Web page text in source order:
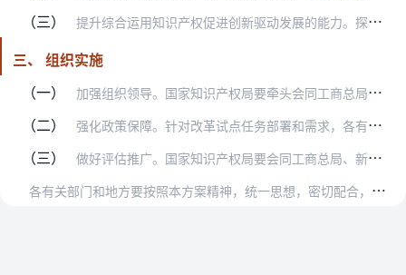
（三） 提升综合运用知识产权促进创新驱动发展的能力。探索支撑创新发展的知识产权运行机制，构建促进市场主体创新发展的知识产权服务体系。建立健全知识产权评议、专利导航机制，…
三、 组织实施
（一）
加强组织领导。国家知识产权局要牵头会同工商总局、新闻出版广电总局（国家版权局）等部门加强对知识产权综合管理改革试点工作的指导，统筹协调改革试点中的重大政策问题。…
（二） 强化政策保障。针对改革试点任务部署和需求，各有关部门要积极研究制定支持改革试点的政策措施。各试点地方政府要按照改革任务要求，研究制定配套政策措施，做好与有关部门…
（三） 做好评估推广。国家知识产权局要会同工商总局、新闻出版广电总局（国家版权局）等部门做好试点地方改革推进的督促检查和考核评估工作。根据改革试点评估情况，对取得实质效…
各
有关部门和地方要按照本方案精神，统一思想，密切配合，强化全局和责任意识，勇于创新，主动改革，积极作为，抓好落实，确保改革试点工作取得实效。要及时总结、宣传改革…